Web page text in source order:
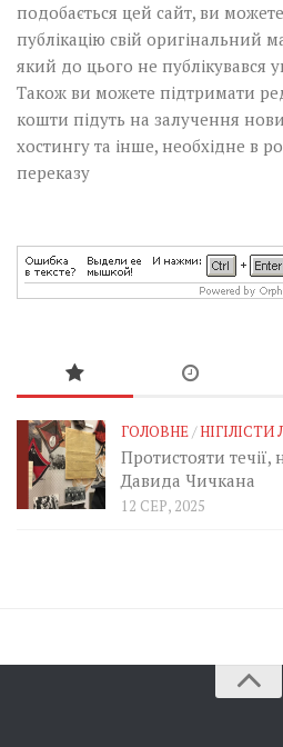
подобається цей сайт, ви
публікацію свій оригінальний
який до цього не публікувався
Також ви можете підтримати
кошти підуть на залучення
хостингу та інше, необхідне в
переказу
ГОЛОВНЕ/НІГІЛІСТИ
Протистояти течії,
Давида Чичкана
12 СЕР, 2025